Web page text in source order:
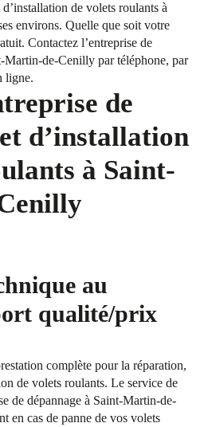
de volets roulants à
environs. Quelle que soit votre
Contactez l’entreprise de
Martin-de-Cenilly par téléphone, par
ligne.
de
d’installation
à Saint-
au
qualité/prix
complète pour la réparation,
de volets roulants. Le service de
de dépannage à Saint-Martin-de-
en cas de panne de vos volets